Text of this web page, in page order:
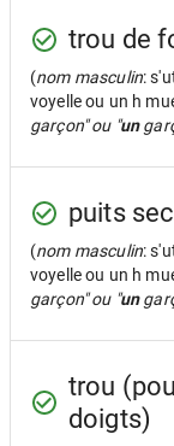
trou de
(nom masculin:
voyelle ou un h
garçon" ou "un
puits sec
(nom masculin:
voyelle ou un h
garçon" ou "un
trou
doigts)